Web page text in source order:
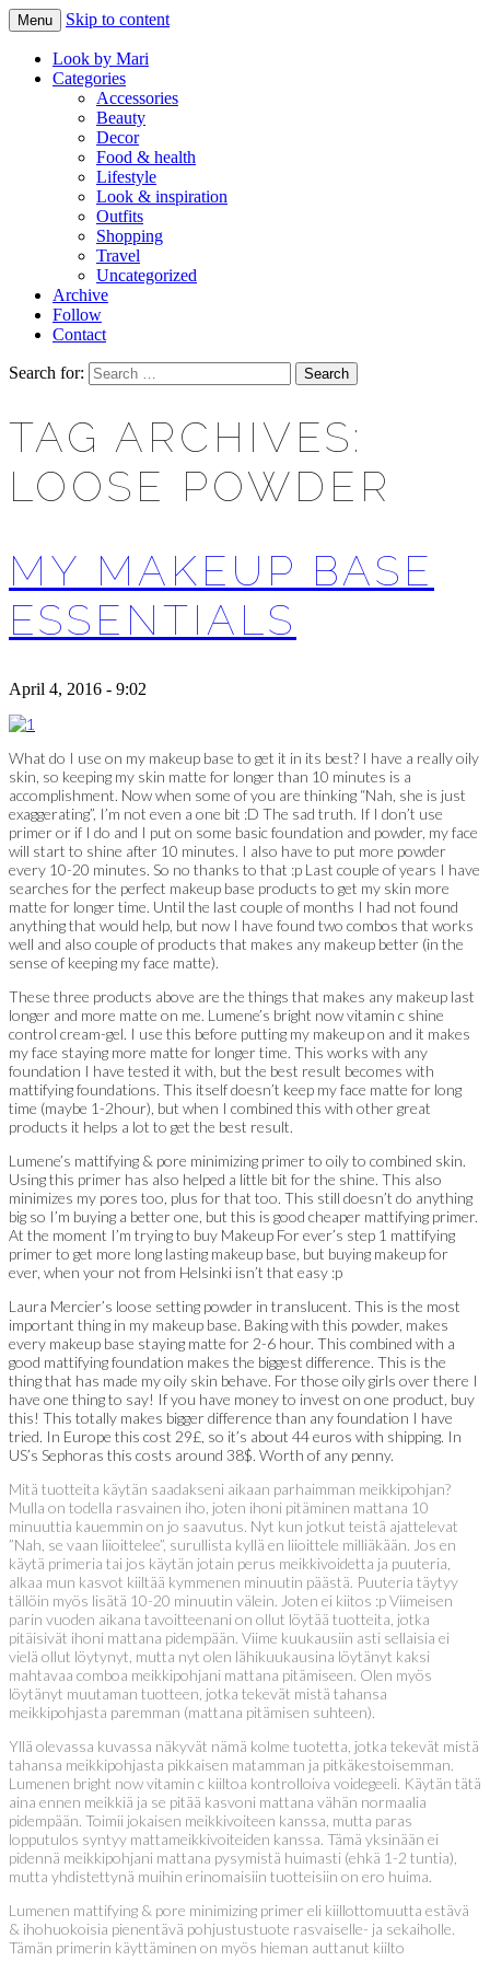
LOOK BY MARI
Makeup & beauty blog
Menu Skip to content
Look by Mari
Categories
Accessories
Beauty
Decor
Food & health
Lifestyle
Look & inspiration
Outfits
Shopping
Travel
Uncategorized
Archive
Follow
Contact
Search for:
TAG ARCHIVES:
LOOSE POWDER
MY MAKEUP BASE
ESSENTIALS
April 4, 2016 - 9:02
What do I use on my makeup base to get it in its best? I have a really oily
skin, so keeping my skin matte for longer than 10 minutes is a
accomplishment. Now when some of you are thinking “Nah, she is just
exaggerating”, I’m not even a one bit :D The sad truth. If I don’t use
primer or if I do and I put on some basic foundation and powder, my face
will start to shine after 10 minutes. I also have to put more powder
every 10-20 minutes. So no thanks to that :p Last couple of years I have
searches for the perfect makeup base products to get my skin more
matte for longer time. Until the last couple of months I had not found
anything that would help, but now I have found two combos that works
well and also couple of products that makes any makeup better (in the
sense of keeping my face matte).
These three products above are the things that makes any makeup last
longer and more matte on me. Lumene’s bright now vitamin c shine
control cream-gel. I use this before putting my makeup on and it makes
my face staying more matte for longer time. This works with any
foundation I have tested it with, but the best result becomes with
mattifying foundations. This itself doesn’t keep my face matte for long
time (maybe 1-2hour), but when I combined this with other great
products it helps a lot to get the best result.
Lumene’s mattifying & pore minimizing primer to oily to combined skin.
Using this primer has also helped a little bit for the shine. This also
minimizes my pores too, plus for that too. This still doesn’t do anything
big so I’m buying a better one, but this is good cheaper mattifying primer.
At the moment I’m trying to buy Makeup For ever’s step 1 mattifying
primer to get more long lasting makeup base, but buying makeup for
ever, when your not from Helsinki isn’t that easy :p
Laura Mercier’s loose setting powder in translucent. This is the most
important thing in my makeup base. Baking with this powder, makes
every makeup base staying matte for 2-6 hour. This combined with a
good mattifying foundation makes the biggest difference. This is the
thing that has made my oily skin behave. For those oily girls over there I
have one thing to say! If you have money to invest on one product, buy
this! This totally makes bigger difference than any foundation I have
tried. In Europe this cost 29£, so it’s about 44 euros with shipping. In
US’s Sephoras this costs around 38$. Worth of any penny.
Mitä tuotteita käytän saadakseni aikaan parhaimman meikkipohjan?
Mulla on todella rasvainen iho, joten ihoni pitäminen mattana 10
minuuttia kauemmin on jo saavutus. Nyt kun jotkut teistä ajattelevat
”Nah, se vaan liioittelee”, surullista kyllä en liioittele milliäkään. Jos en
käytä primeria tai jos käytän jotain perus meikkivoidetta ja puuteria,
alkaa mun kasvot kiiltää kymmenen minuutin päästä. Puuteria täytyy
tällöin myös lisätä 10-20 minuutin välein. Joten ei kiitos :p Viimeisen
parin vuoden aikana tavoitteenani on ollut löytää tuotteita, jotka
pitäisivät ihoni mattana pidempään. Viime kuukausiin asti sellaisia ei
vielä ollut löytynyt, mutta nyt olen lähikuukausina löytänyt kaksi
mahtavaa comboa meikkipohjani mattana pitämiseen. Olen myös
löytänyt muutaman tuotteen, jotka tekevät mistä tahansa
meikkipohjasta paremman (mattana pitämisen suhteen).
Yllä olevassa kuvassa näkyvät nämä kolme tuotetta, jotka tekevät mistä
tahansa meikkipohjasta pikkaisen matamman ja pitkäkestoisemman.
Lumenen bright now vitamin c kiiltoa kontrolloiva voidegeeli. Käytän tätä
aina ennen meikkiä ja se pitää kasvoni mattana vähän normaalia
pidempään. Toimii jokaisen meikkivoiteen kanssa, mutta paras
lopputulos syntyy mattameikkivoiteiden kanssa. Tämä yksinään ei
pidennä meikkipohjani mattana pysymistä huimasti (ehkä 1-2 tuntia),
mutta yhdistettynä muihin erinomaisiin tuotteisiin on ero huima.
Lumenen mattifying & pore minimizing primer eli kiillottomuutta estävä
& ihohuokoisia pienentävä pohjustustuote rasvaiselle- ja sekaiholle.
Tämän primerin käyttäminen on myös hieman auttanut kiilto